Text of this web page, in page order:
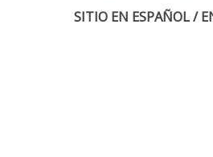
SITIO EN ESPAÑOL /